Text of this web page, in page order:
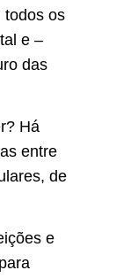
todos os
e –
das
Há
entre
de
e